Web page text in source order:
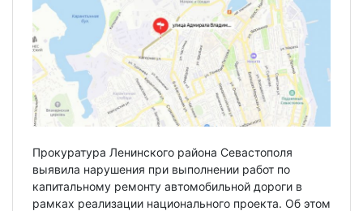
Прокуратура Ленинского района Севастополя
выявила нарушения при выполнении работ по
капитальному ремонту автомобильной дороги в
рамках реализации национального проекта. Об этом